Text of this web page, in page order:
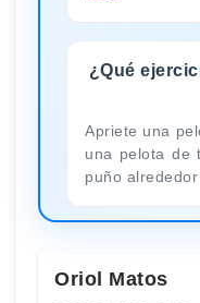
¿Qué
Apriete una
una pelota de
puño alrededor
Oriol Matos